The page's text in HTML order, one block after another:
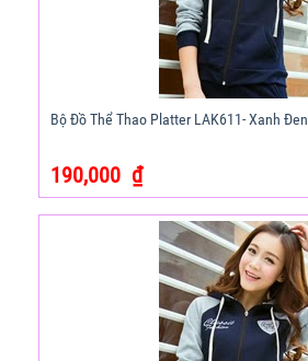
Bộ Đồ Thể Thao Platter LAK611- Xanh Đen
190,000 ₫